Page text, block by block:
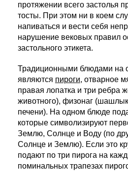
протяжении всего застолья
тосты. При этом ни в коем
напиваться и вести себя
нарушение вековых правил
застольного этикета.
Традиционными блюдами на
являются пироги, отварное
правая лопатка и три ребра
животного), физонаг (шашлык
печени). На одном блюде
которые символизируют
Землю, Солнце и Воду (по
Солнце и Землю). Если это
подают по три пирога на
поминальных трапезах